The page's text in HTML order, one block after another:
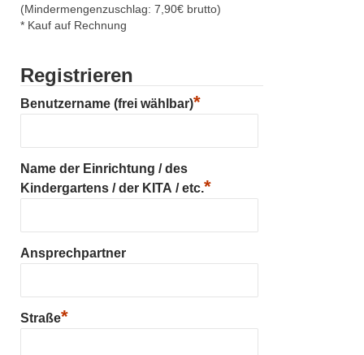
(Mindermengenzuschlag: 7,90€ brutto)
* Kauf auf Rechnung
Registrieren
Benutzername (frei wählbar)*
Name der Einrichtung / des
Kindergartens / der KITA / etc.*
Ansprechpartner
Straße*